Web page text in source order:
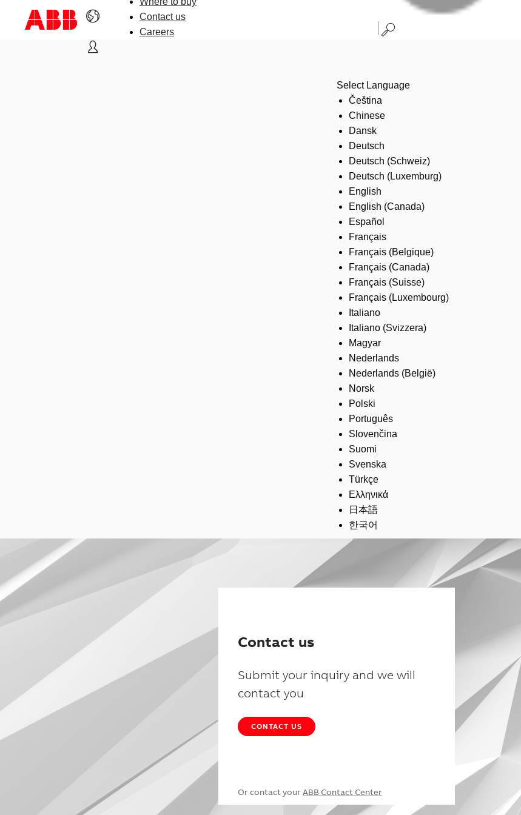
Contact us
Careers
Select Language
Čeština
Chinese
Dansk
Deutsch
Deutsch (Schweiz)
Deutsch (Luxemburg)
English
English (Canada)
Español
Français
Français (Belgique)
Français (Canada)
Français (Suisse)
Français (Luxembourg)
Italiano
Italiano (Svizzera)
Magyar
Nederlands
Nederlands (België)
Norsk
Polski
Português
Slovenčina
Suomi
Svenska
Türkçe
Ελληνικά
日本語
한국어
Contact us
Submit your inquiry and we will
contact you
CONTACT US
Or contact your ABB Contact Center